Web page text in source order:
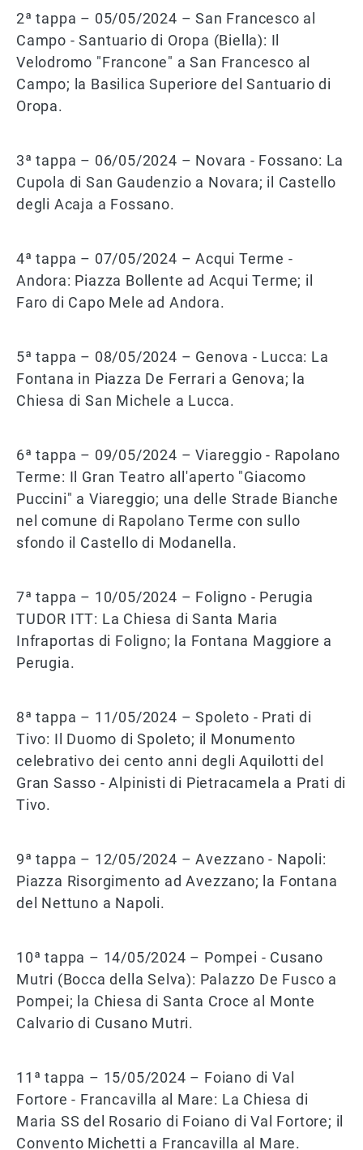
2ª tappa – 05/05/2024 – San Francesco al
Campo - Santuario di Oropa (Biella): Il
Velodromo "Francone" a San Francesco al
Campo; la Basilica Superiore del Santuario di
Oropa.
3ª tappa – 06/05/2024 – Novara - Fossano: La
Cupola di San Gaudenzio a Novara; il Castello
degli Acaja a Fossano.
4ª tappa – 07/05/2024 – Acqui Terme -
Andora: Piazza Bollente ad Acqui Terme; il
Faro di Capo Mele ad Andora.
5ª tappa – 08/05/2024 – Genova - Lucca: La
Fontana in Piazza De Ferrari a Genova; la
Chiesa di San Michele a Lucca.
6ª tappa – 09/05/2024 – Viareggio - Rapolano
Terme: Il Gran Teatro all'aperto "Giacomo
Puccini" a Viareggio; una delle Strade Bianche
nel comune di Rapolano Terme con sullo
sfondo il Castello di Modanella.
7ª tappa – 10/05/2024 – Foligno - Perugia
TUDOR ITT: La Chiesa di Santa Maria
Infraportas di Foligno; la Fontana Maggiore a
Perugia.
8ª tappa – 11/05/2024 – Spoleto - Prati di
Tivo: Il Duomo di Spoleto; il Monumento
celebrativo dei cento anni degli Aquilotti del
Gran Sasso - Alpinisti di Pietracamela a Prati di
Tivo.
9ª tappa – 12/05/2024 – Avezzano - Napoli:
Piazza Risorgimento ad Avezzano; la Fontana
del Nettuno a Napoli.
10ª tappa – 14/05/2024 – Pompei - Cusano
Mutri (Bocca della Selva): Palazzo De Fusco a
Pompei; la Chiesa di Santa Croce al Monte
Calvario di Cusano Mutri.
11ª tappa – 15/05/2024 – Foiano di Val
Fortore - Francavilla al Mare: La Chiesa di
Maria SS del Rosario di Foiano di Val Fortore; il
Convento Michetti a Francavilla al Mare.